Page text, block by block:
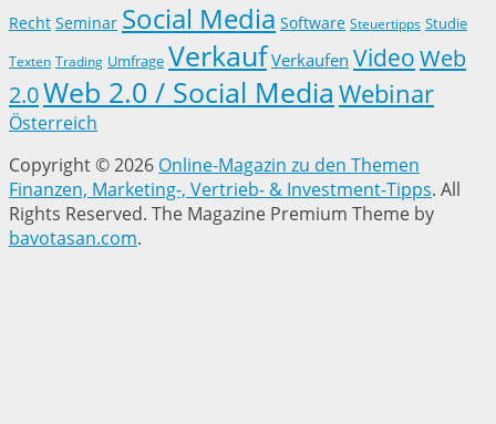
Recht Seminar Social Media Software Steuertipps Studie
Texten Trading Umfrage Verkauf Verkaufen VideoWeb
2.0Web 2.0 / Social Media Webinar
Österreich
Copyright © 2026 Online-Magazin zu den Themen
Finanzen, Marketing-, Vertrieb- & Investment-Tipps. All
Rights Reserved. The Magazine Premium Theme by
bavotasan.com.